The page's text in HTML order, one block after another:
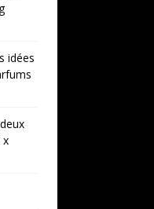
idées
x